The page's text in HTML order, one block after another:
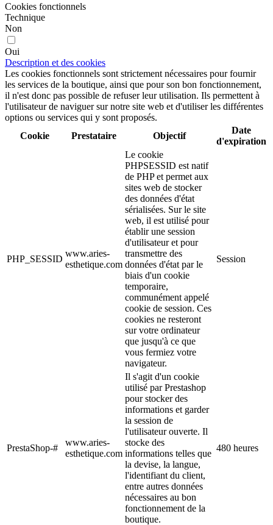
Cookies fonctionnels
Technique
Non
Oui
Description et des cookies
Les cookies fonctionnels sont strictement nécessaires pour fournir
les services de la boutique, ainsi que pour son bon fonctionnement,
il n'est donc pas possible de refuser leur utilisation. Ils permettent à
l'utilisateur de naviguer sur notre site web et d'utiliser les différentes
options ou services qui y sont proposés.
Cookie
Prestataire Objectif
Date
d'expiration
PHP_SESSID
www.aries-
esthetique.com
Le cookie
PHPSESSID est natif
de PHP et permet aux
sites web de stocker
des données d'état
sérialisées. Sur le site
web, il est utilisé pour
établir une session
d'utilisateur et pour
transmettre des
données d'état par le
biais d'un cookie
temporaire,
communément appelé
cookie de session. Ces
cookies ne resteront
sur votre ordinateur
que jusqu'à ce que
vous fermiez votre
navigateur.
Session
PrestaShop-#
www.aries-
esthetique.com
Il s'agit d'un cookie
utilisé par Prestashop
pour stocker des
informations et garder
la session de
l'utilisateur ouverte. Il
stocke des
informations telles que
la devise, la langue,
l'identifiant du client,
entre autres données
nécessaires au bon
fonctionnement de la
boutique.
480 heures